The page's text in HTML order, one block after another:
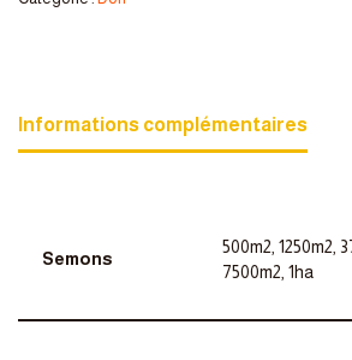
Informations complémentaires
Semons
500m2, 1250m2,
7500m2, 1ha